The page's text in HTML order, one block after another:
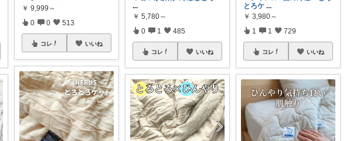
￥ 9,999～
0 0 513
コレ いいね
...
￥ 5,780～
0 1 485
コレ いいね
とろケ ...
￥ 3,980～
1 1 729
コレ いいね